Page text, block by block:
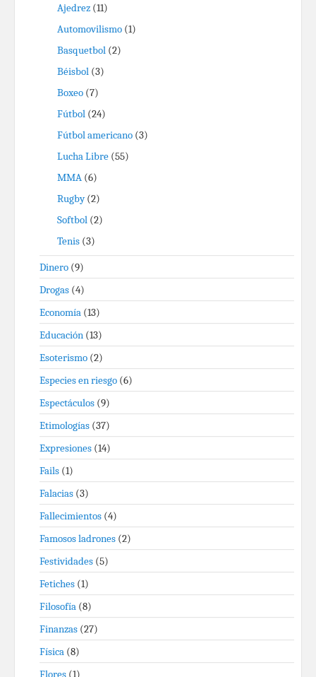
Ajedrez (11)
Automovilismo (1)
Basquetbol (2)
Béisbol (3)
Boxeo (7)
Fútbol (24)
Fútbol americano (3)
Lucha Libre (55)
MMA (6)
Rugby(2)
Softbol (2)
Tenis (3)
Dinero (9)
Drogas (4)
Economía (13)
Educación (13)
Esoterismo (2)
Especies en riesgo (6)
Espectáculos (9)
Etimologías (37)
Expresiones (14)
Fails (1)
Falacias (3)
Fallecimientos (4)
Famosos ladrones (2)
Festividades (5)
Fetiches (1)
Filosofía (8)
Finanzas (27)
Física (8)
Flores (1)